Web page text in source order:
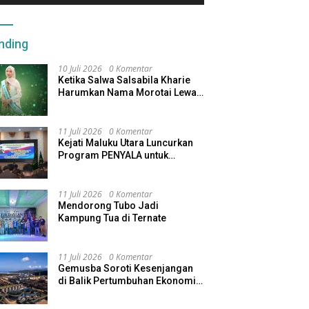
10 Juli 2026 0 Komentar
Ketika Salwa Salsabila Kharie
Harumkan Nama Morotai Lewat
11 Juli 2026 0 Komentar
Kejati Maluku Utara Luncurkan
Program PENYALA untuk
11 Juli 2026 0 Komentar
Mendorong Tubo Jadi
Kampung Tua di Ternate
11 Juli 2026 0 Komentar
Gemusba Soroti Kesenjangan
di Balik Pertumbuhan Ekonomi